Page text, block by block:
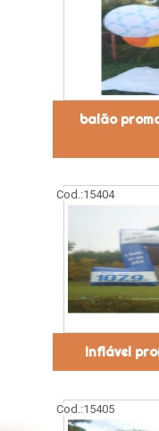
balão
Cod.:15404
inflável
Cod.:15405